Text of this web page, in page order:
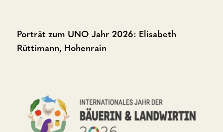
Porträt zum UNO Jahr 2026: Elisabeth
Rüttimann, Hohenrain